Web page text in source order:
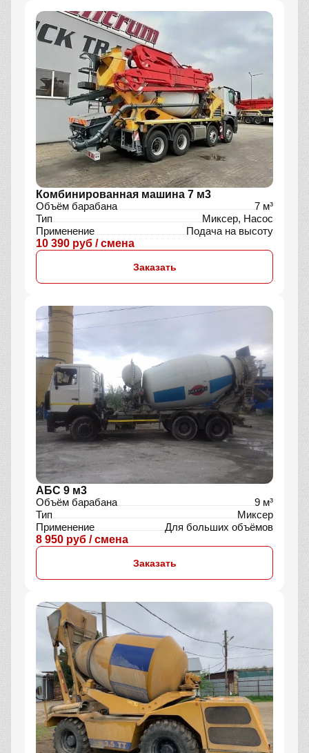
Комбинированная машина 7 м3
Объём барабана
7 м³
Тип
Миксер, Насос
Применение
Подача на высоту
10 390 руб / смена
Заказать
АБС 9 м3
Объём барабана
9 м³
Тип
Миксер
Применение
Для больших объёмов
8 950 руб / смена
Заказать